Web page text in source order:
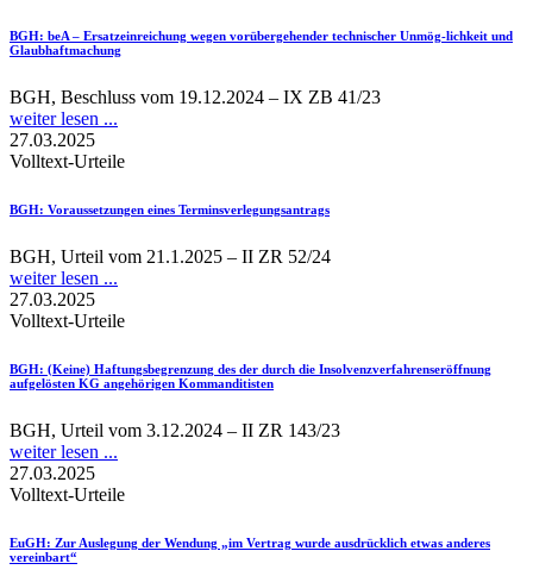
BGH: beA – Ersatzeinreichung wegen vorübergehender technischer Unmög-lichkeit und
Glaubhaftmachung
BGH, Beschluss vom 19.12.2024 – IX ZB 41/23
weiter lesen ...
27.03.2025
Volltext-Urteile
BGH: Voraussetzungen eines Terminsverlegungsantrags
BGH, Urteil vom 21.1.2025 – II ZR 52/24
weiter lesen ...
27.03.2025
Volltext-Urteile
BGH: (Keine) Haftungsbegrenzung des der durch die Insolvenzverfahrenseröffnung
aufgelösten KG angehörigen Kommanditisten
BGH, Urteil vom 3.12.2024 – II ZR 143/23
weiter lesen ...
27.03.2025
Volltext-Urteile
EuGH: Zur Auslegung der Wendung „im Vertrag wurde ausdrücklich etwas anderes
vereinbart“